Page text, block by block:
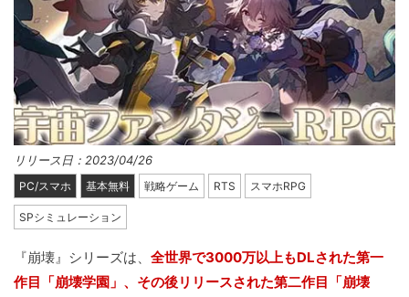
リリース日：2023/04/26
PC/スマホ 基本無料 戦略ゲーム RTS スマホRPG
SPシミュレーション
『崩壊』シリーズは、 全世界で3000万以上もDLされた第一
作目「崩壊学園」、その後リリースされた第二作目「崩壊